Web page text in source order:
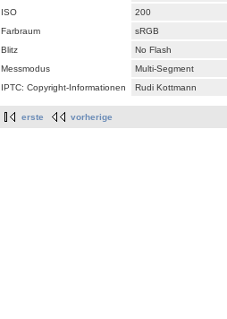
ISO
200
Farbraum
sRGB
Blitz
No Flash
Messmodus
Multi-Segment
IPTC: Copyright-Informationen
Rudi Kottmann
erste vorherige